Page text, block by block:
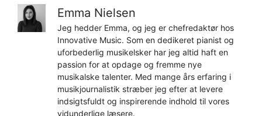
Emma Nielsen
Jeg hedder Emma, og jeg er chefredaktør hos
Innovative Music. Som en dedikeret pianist og
uforbederlig musikelsker har jeg altid haft en
passion for at opdage og fremme nye
musikalske talenter. Med mange års erfaring i
musikjournalistik stræber jeg efter at levere
indsigtsfuldt og inspirerende indhold til vores
vidunderlige læsere.